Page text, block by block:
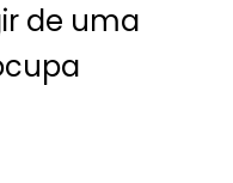
de uma